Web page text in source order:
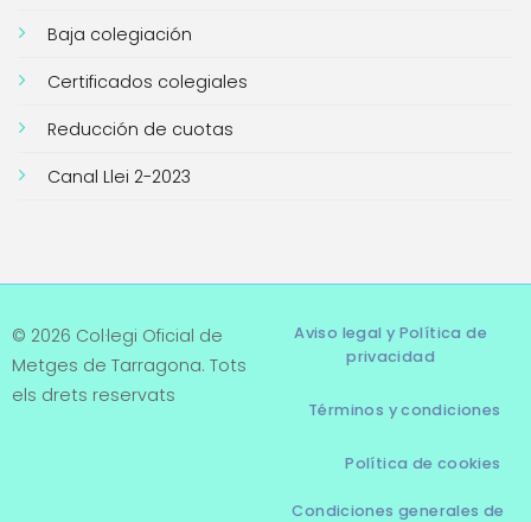
Baja colegiación
Certificados colegiales
Reducción de cuotas
Canal Llei 2-2023
© 2026 Col·legi Oficial de
Metges de Tarragona. Tots
els drets reservats
Aviso legal y Política de
privacidad
Términos y condiciones
Política de cookies
Condiciones generales de